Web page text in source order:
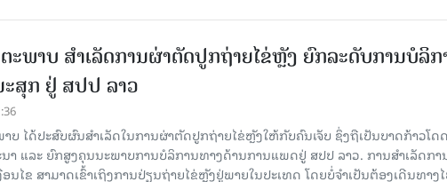
ພາບ ສໍາເລັດການຜ່າຕັດປູກຖ່າຍໄຂ່ຫຼັງ ຍົກລະດັບການບໍລິ
ສຸກ ຢູ່ ສປປ ລາວ
ໄດ້ປະສົບຜົນສໍາເລັດໃນການຜ່າຕັດປູກຖ່າຍໄຂ່ຫຼັງໃຫ້ກັບຄົນເຈັບ ຊຶ່ງຖືເປັນບາດກ້າວໂດ
າ ແລະ ຍົກສູງຄຸນນະພາບການບໍລິການທາງດ້ານການແພດຢູ່ ສປປ ລາວ. ການສໍາເລັດກາ
ໄຂ ສາມາດເຂົ້າເຖິງການປ່ຽນຖ່າຍໄຂ່ຫຼັງຢູ່ພາຍໃນປະເທດ ໂດຍບໍ່ຈໍາເປັນຕ້ອງເດີນທາງ